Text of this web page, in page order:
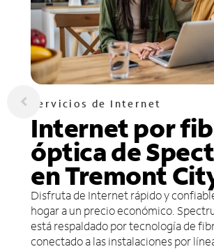
Servicios de Internet
Internet por
óptica de
en Tremont
Disfruta de Internet rápido y
hogar a un precio económico.
está respaldado por tecnología de
conectado a las instalaciones por